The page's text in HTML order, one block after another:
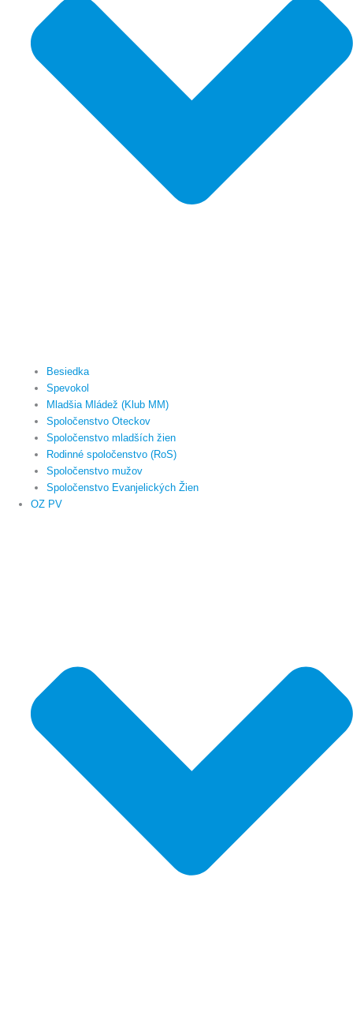
Besiedka
Spevokol
Mladšia Mládež (Klub MM)
Spoločenstvo Oteckov
Spoločenstvo mladších žien
Rodinné spoločenstvo (RoS)
Spoločenstvo mužov
Spoločenstvo Evanjelických Žien
OZ PV